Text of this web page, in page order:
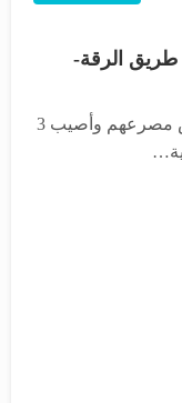
الرقة-
الحرية– خليل الهملو: لقي خمسة أشخاص مصرعهم وأصيب 3